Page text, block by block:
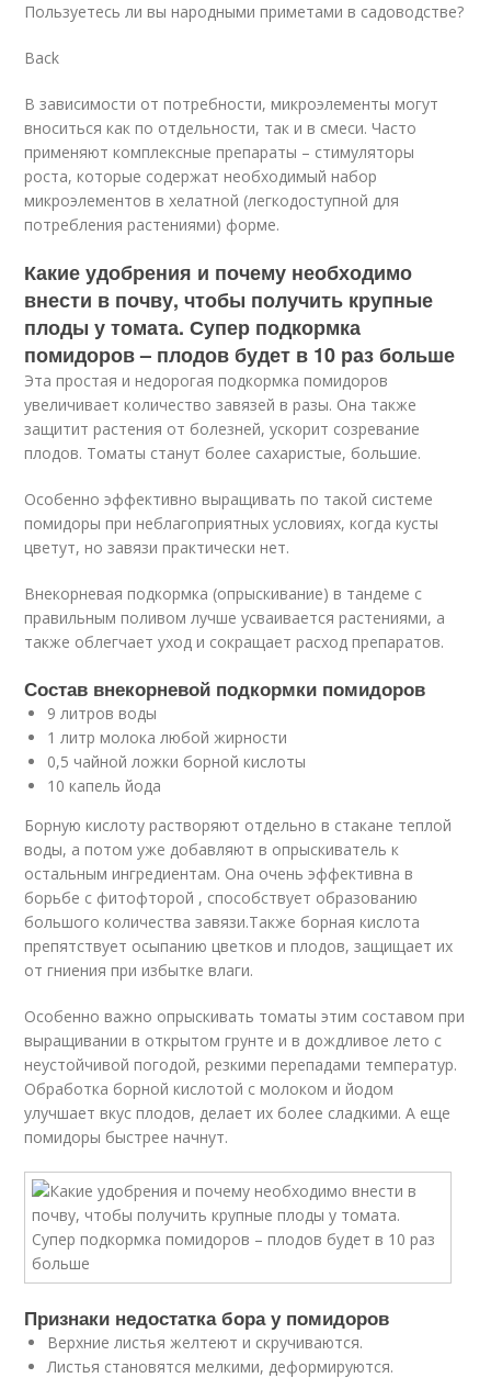
Пользуетесь ли вы народными приметами в садоводстве?
Back
В зависимости от потребности, микроэлементы могут
вноситься как по отдельности, так и в смеси. Часто
применяют комплексные препараты – стимуляторы
роста, которые содержат необходимый набор
микроэлементов в хелатной (легкодоступной для
потребления растениями) форме.
Какие удобрения и почему необходимо
внести в почву, чтобы получить крупные
плоды у томата. Супер подкормка
помидоров – плодов будет в 10 раз больше
Эта простая и недорогая подкормка помидоров
увеличивает количество завязей в разы. Она также
защитит растения от болезней, ускорит созревание
плодов. Томаты станут более сахаристые, большие.
Особенно эффективно выращивать по такой системе
помидоры при неблагоприятных условиях, когда кусты
цветут, но завязи практически нет.
Внекорневая подкормка (опрыскивание) в тандеме с
правильным поливом лучше усваивается растениями, а
также облегчает уход и сокращает расход препаратов.
Состав внекорневой подкормки помидоров
9 литров воды
1 литр молока любой жирности
0,5 чайной ложки борной кислоты
10 капель йода
Борную кислоту растворяют отдельно в стакане теплой
воды, а потом уже добавляют в опрыскиватель к
остальным ингредиентам. Она очень эффективна в
борьбе с фитофторой , способствует образованию
большого количества завязи.Также борная кислота
препятствует осыпанию цветков и плодов, защищает их
от гниения при избытке влаги.
Особенно важно опрыскивать томаты этим составом при
выращивании в открытом грунте и в дождливое лето с
неустойчивой погодой, резкими перепадами температур.
Обработка борной кислотой с молоком и йодом
улучшает вкус плодов, делает их более сладкими. А еще
помидоры быстрее начнут.
Признаки недостатка бора у помидоров
Верхние листья желтеют и скручиваются.
Листья становятся мелкими, деформируются.